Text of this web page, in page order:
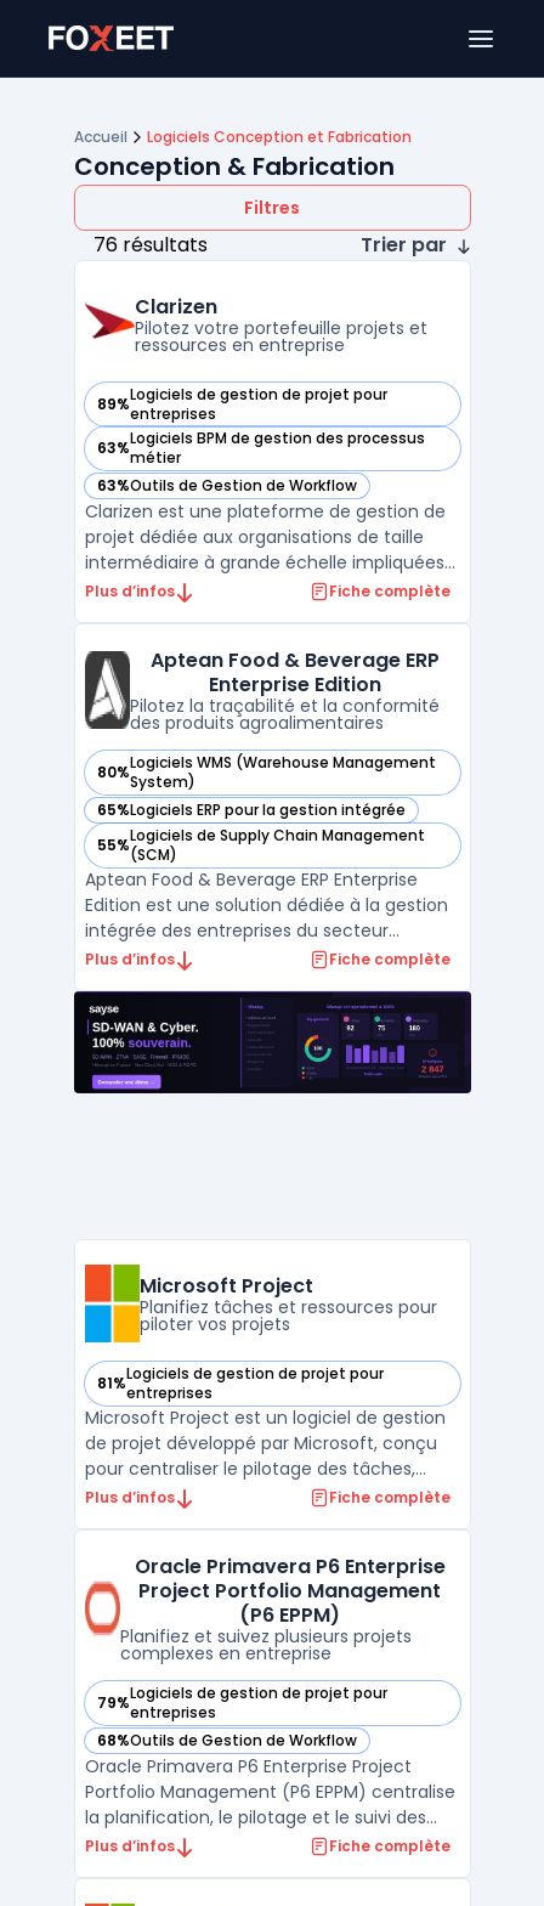
Accueil Logiciels Conception et Fabrication
Conception & Fabrication
Filtres
76 résultats Trier par
Clarizen
Pilotez votre portefeuille projets et
ressources en entreprise
89%Logiciels de gestion de projet pour
entreprises
— voir Clarizen dans cette catégorie
63%Logiciels BPM de gestion des processus
métier
— voir Clarizen dans cette catégorie
63%Outils de Gestion de Workflow
— voir Clarizen dans cette catégorie
Clarizen est une plateforme de gestion de
projet dédiée aux organisations de taille
intermédiaire à grande échelle impliquées
dans la coordination de portefeuilles
des ressources et la visibilité sur l’état
d’avancement ...
Plus d’infos Fiche complète
Aptean Food & Beverage ERP
Enterprise Edition
Pilotez la traçabilité et la conformité
des produits agroalimentaires
80%Logiciels WMS (Warehouse Management
System)
— voir Aptean Food & Beverage ERP Enterprise Edition
65%Logiciels ERP pour la gestion intégrée
— voir Aptean Food & Beverage ERP Enterprise Edition
55%Logiciels de Supply Chain Management
(SCM)
— voir Aptean Food & Beverage ERP Enterprise Edition
Aptean Food & Beverage ERP Enterprise
Edition est une solution dédiée à la gestion
intégrée des entreprises du secteur
agroalimentaire, notamment celles
agroalimentaire. Elle s’adresse aux
fabricants, producteurs et distributeurs
opérant sur plusieurs sites ou marché ...
Plus d’infos Fiche complète
Microsoft Project
Planifiez tâches et ressources pour
piloter vos projets
81%Logiciels de gestion de projet pour
entreprises
— voir Microsoft Project dans cette catégorie
Microsoft Project est un logiciel de gestion
de projet développé par Microsoft, conçu
pour centraliser le pilotage des tâches,
ressources et budgets en entreprise. Les
plateforme pour visualiser l’avancement
des act ...
Plus d’infos Fiche complète
Oracle Primavera P6 Enterprise
Project Portfolio Management
(P6 EPPM)
Planifiez et suivez plusieurs projets
complexes en entreprise
79%Logiciels de gestion de projet pour
entreprises
— voir Oracle Primavera P6 Enterprise Project Portfolio
68%Outils de Gestion de Workflow
— voir Oracle Primavera P6 Enterprise Project Portfolio
Oracle Primavera P6 Enterprise Project
Portfolio Management (P6 EPPM) centralise
la planification, le pilotage et le suivi des
projets, programmes et portefeuilles à
Plus d’infos Fiche complète